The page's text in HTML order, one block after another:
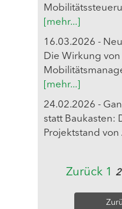
[mehr...]
16.03.2026 -
Die Wirkung von
[mehr...]
24.02.2026 -
statt Baukasten:
Projektstand
Zurück 1 2